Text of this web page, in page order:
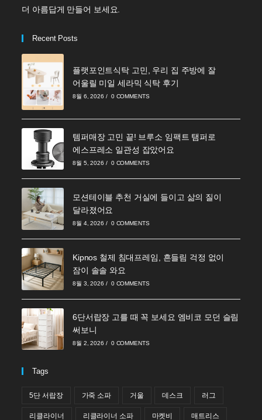
더 아름답게 만들어 보세요.
Recent Posts
플랫포인트식탁 고민, 우리 집 주방에 잘
어울릴 미일 세라믹 식탁 후기
8월 6, 2026 / 0 COMMENTS
템퍼매장 고민 끝! 브루소 임팩트 탬퍼로
에스프레소 일관성 잡았어요
8월 5, 2026 / 0 COMMENTS
모션테이블 추천 거실에 들이고 삶의 질이
달라졌어요
8월 4, 2026 / 0 COMMENTS
Kipnos 철제 침대프레임, 흔들림 걱정 없이
잠이 솔솔 와요
8월 3, 2026 / 0 COMMENTS
6단서랍장 고를 때 꼭 보세요 엠비코 모던 슬림
써보니
8월 2, 2026 / 0 COMMENTS
Tags
5단 서랍장 가죽 소파 거울 데스크 러그
리클라이너 리클라이너 소파 마켓비 매트리스